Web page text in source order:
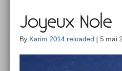
Joyeux Nole
By Karim 2014 reloaded | 5 mai